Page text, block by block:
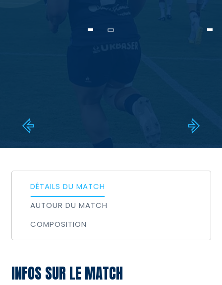
-
-
-
DÉTAILS DU MATCH
AUTOUR DU MATCH
COMPOSITION
INFOS SUR LE MATCH